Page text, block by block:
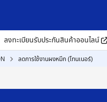
ลงทะเบียนรับประกันสินค้าออนไลน์
ลดการใช้งานผงหมึก (โทนเนอร์)